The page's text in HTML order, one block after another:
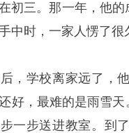
初三。那一年，他
中时，一家人愣了很
，学校离家远了，
好，最难的是雨雪
一步送进教室。到